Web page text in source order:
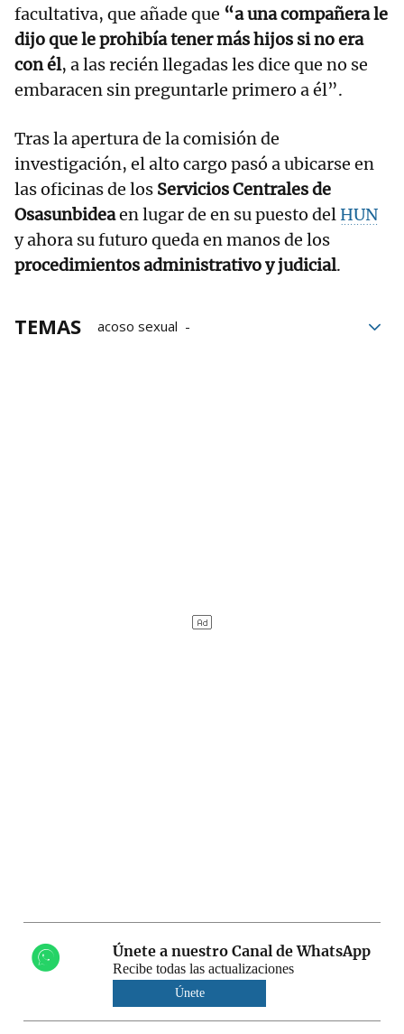
facultativa, que añade que “a una compañera le
dijo que le prohibía tener más hijos si no era
con él, a las recién llegadas les dice que no se
embaracen sin preguntarle primero a él”.
Tras la apertura de la comisión de
investigación, el alto cargo pasó a ubicarse en
las oficinas de los Servicios Centrales de
Osasunbideaen lugar de en su puesto del HUN
y ahora su futuro queda en manos de los
procedimientos administrativo y judicial.
TEMAS
acoso sexual
Únete a nuestro Canal de WhatsApp
Recibe todas las actualizaciones
Únete